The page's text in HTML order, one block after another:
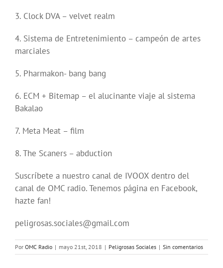
3. Clock DVA – velvet realm
4. Sistema de Entretenimiento – campeón de artes
marciales
5. Pharmakon- bang bang
6. ECM + Bitemap – el alucinante viaje al sistema
Bakalao
7. Meta Meat – film
8. The Scaners – abduction
Suscríbete a nuestro canal de IVOOX dentro del
canal de OMC radio. Tenemos página en Facebook,
hazte fan!
peligrosas.sociales@gmail.com
Por OMC Radio | mayo 21st, 2018 | Peligrosas Sociales | Sin comentarios